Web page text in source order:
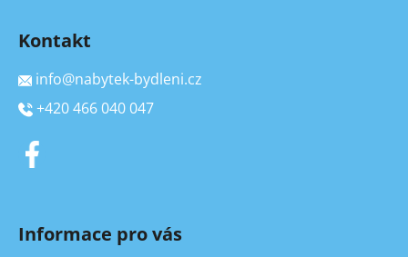
Kontakt
info@nabytek-bydleni.cz
+420 466 040 047
Informace pro vás